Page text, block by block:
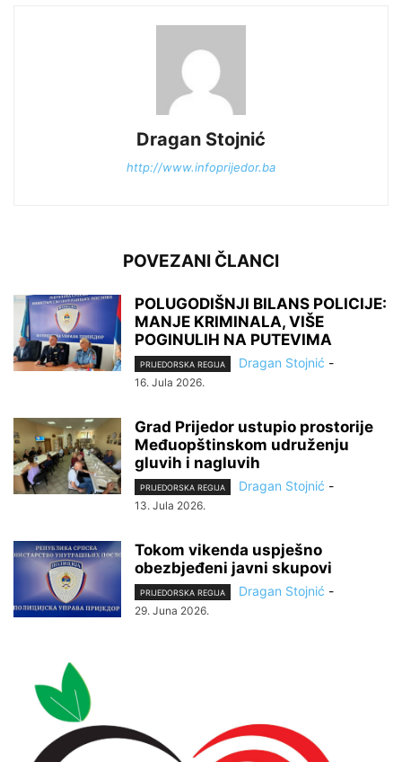
Dragan Stojnić
http://www.infoprijedor.ba
POVEZANI ČLANCI
POLUGODIŠNJI BILANS POLICIJE:
MANJE KRIMINALA, VIŠE
POGINULIH NA PUTEVIMA
PRIJEDORSKA REGIJA Dragan Stojnić -
16. Jula 2026.
Grad Prijedor ustupio prostorije
Međuopštinskom udruženju
gluvih i nagluvih
PRIJEDORSKA REGIJA Dragan Stojnić -
13. Jula 2026.
Tokom vikenda uspješno
obezbjeđeni javni skupovi
PRIJEDORSKA REGIJA Dragan Stojnić -
29. Juna 2026.